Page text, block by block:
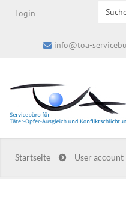
Login
info@toa-
Startseite User account